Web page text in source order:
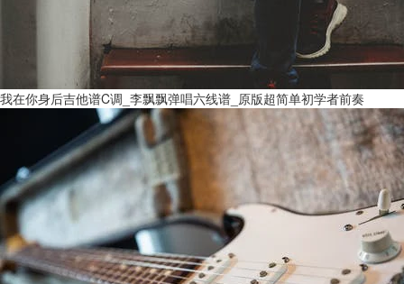
我在你身后吉他谱C调_李飘飘弹唱六线谱_原版超简单初学者前奏